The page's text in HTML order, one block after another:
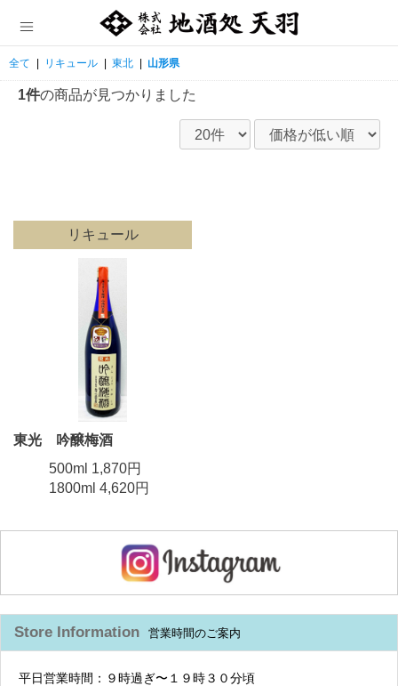
全て | リキュール | 東北 | 山形県
1件の商品が見つかりました
リキュール
東光 吟醸梅酒
500ml 1,870円
1800ml 4,620円
Store Information 営業時間のご案内
平日営業時間：９時過ぎ〜１９時３０分頃